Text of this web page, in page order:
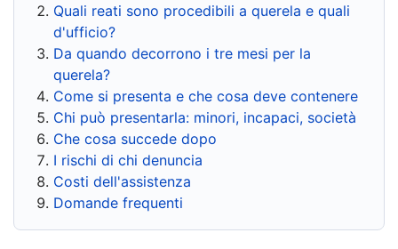
Quali reati sono procedibili a querela e quali
d'ufficio?
Da quando decorrono i tre mesi per la
querela?
Come si presenta e che cosa deve contenere
Chi può presentarla: minori, incapaci, società
Che cosa succede dopo
I rischi di chi denuncia
Costi dell'assistenza
Domande frequenti